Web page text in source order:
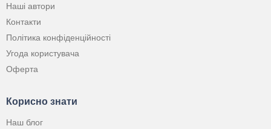
Наші автори
Контакти
Політика конфіденційності
Угода користувача
Оферта
Корисно знати
Наш блог